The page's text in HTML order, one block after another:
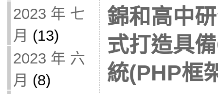
2023 年 七
月 (13)
2023 年 六
月 (8)
錦和高中
式打造具
統(PHP框